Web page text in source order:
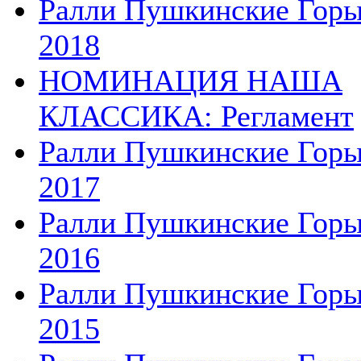
Ралли Пушкинские
2018
НОМИНАЦИЯ НАША
КЛАССИКА: Регламент
Ралли Пушкинские
2017
Ралли Пушкинские
2016
Ралли Пушкинские
2015